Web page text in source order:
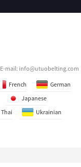
E-mail: info@utuobelting.com
French
German
Japanese
Thai
Ukrainian